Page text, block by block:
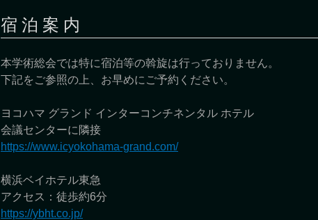
宿 泊 案 内
本学術総会では特に宿泊等の斡旋は行っておりません。
下記をご参照の上、お早めにご予約ください。
ヨコハマ グランド インターコンチネンタル ホテル
会議センターに隣接
https://www.icyokohama-grand.com/
横浜ベイホテル東急
アクセス：徒歩約6分
https://ybht.co.jp/